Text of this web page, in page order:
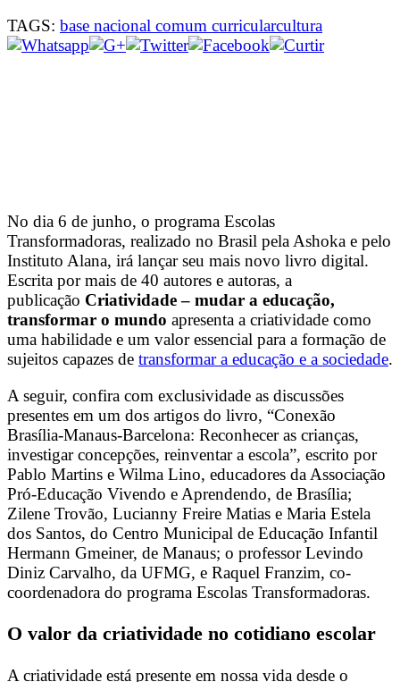
TAGS: base nacional comum curricularcultura
No dia 6 de junho, o programa Escolas
Transformadoras, realizado no Brasil pela Ashoka e pelo
Instituto Alana, irá lançar seu mais novo livro digital.
Escrita por mais de 40 autores e autoras, a
publicação Criatividade – mudar a educação,
transformar o mundo apresenta a criatividade como
uma habilidade e um valor essencial para a formação de
sujeitos capazes de transformar a educação e a sociedade.
A seguir, confira com exclusividade as discussões
presentes em um dos artigos do livro, “Conexão
Brasília-Manaus-Barcelona: Reconhecer as crianças,
investigar concepções, reinventar a escola”, escrito por
Pablo Martins e Wilma Lino, educadores da Associação
Pró-Educação Vivendo e Aprendendo, de Brasília;
Zilene Trovão, Lucianny Freire Matias e Maria Estela
dos Santos, do Centro Municipal de Educação Infantil
Hermann Gmeiner, de Manaus; o professor Levindo
Diniz Carvalho, da UFMG, e Raquel Franzim, co-
coordenadora do programa Escolas Transformadoras.
O valor da criatividade no cotidiano escolar
A criatividade está presente em nossa vida desde o